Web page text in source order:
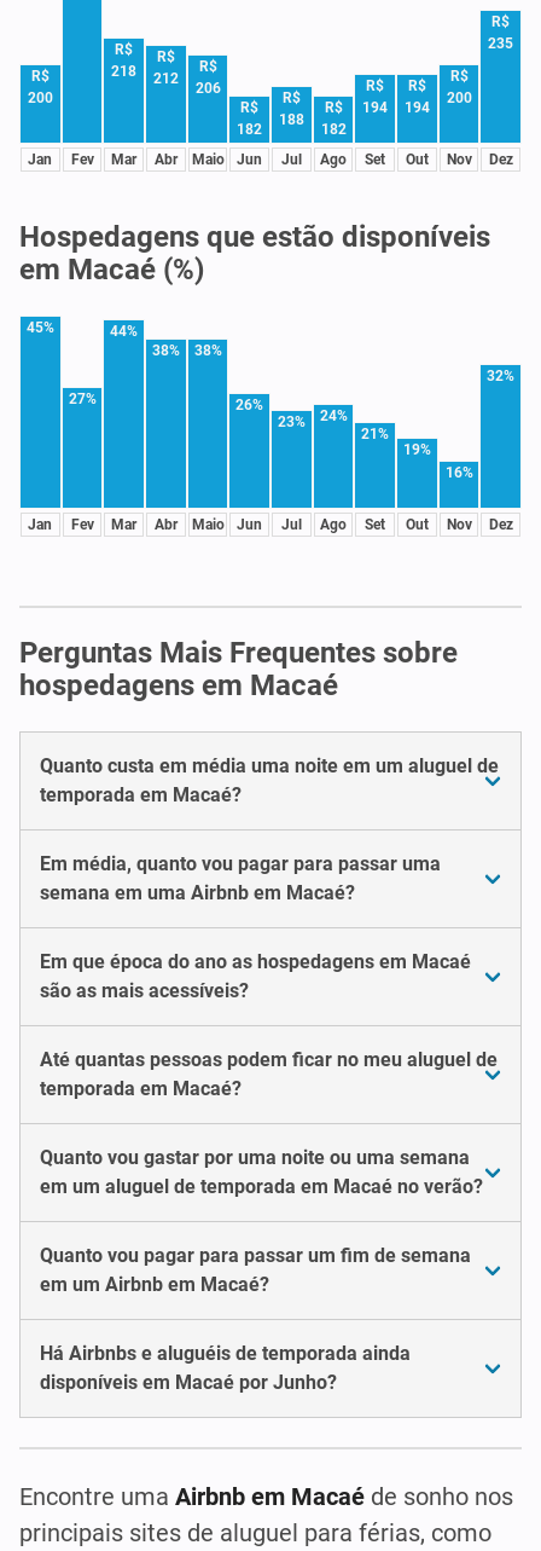
R$
200
Jan Fev
R$
218
Mar
R$
212
Abr
R$
206
Maio
R$
182
Jun
R$
188
Jul
R$
182
Ago
R$
194
Set
R$
194
Out
R$
200
Nov
R$
235
Dez
Hospedagens que estão disponíveis
em Macaé (%)
45%
Jan
27%
Fev
44%
Mar
38%
Abr
38%
Maio
26%
Jun
23%
Jul
24%
Ago
21%
Set
19%
Out
16%
Nov
32%
Dez
Perguntas Mais Frequentes sobre
hospedagens em Macaé
Quanto custa em média uma noite em um aluguel de
temporada em Macaé?
Em média, quanto vou pagar para passar uma
semana em uma Airbnb em Macaé?
Em que época do ano as hospedagens em Macaé
são as mais acessíveis?
Até quantas pessoas podem ficar no meu aluguel de
temporada em Macaé?
Quanto vou gastar por uma noite ou uma semana
em um aluguel de temporada em Macaé no verão?
Quanto vou pagar para passar um fim de semana
em um Airbnb em Macaé?
Há Airbnbs e aluguéis de temporada ainda
disponíveis em Macaé por Junho?
Encontre uma Airbnb em Macaé de sonho nos
principais sites de aluguel para férias, como